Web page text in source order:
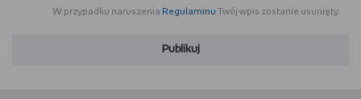
REDAKCJA
W przypadku naruszenia Regulaminu Twój wpis zostanie usunięty.
Publikuj